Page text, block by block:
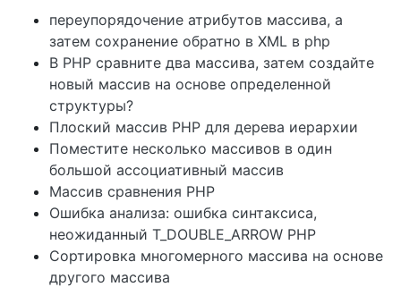
переупорядочение атрибутов массива, а
затем сохранение обратно в XML в php
В PHP сравните два массива, затем создайте
новый массив на основе определенной
структуры?
Плоский массив PHP для дерева иерархии
Поместите несколько массивов в один
большой ассоциативный массив
Массив сравнения PHP
Ошибка анализа: ошибка синтаксиса,
неожиданный T_DOUBLE_ARROW PHP
Сортировка многомерного массива на основе
другого массива